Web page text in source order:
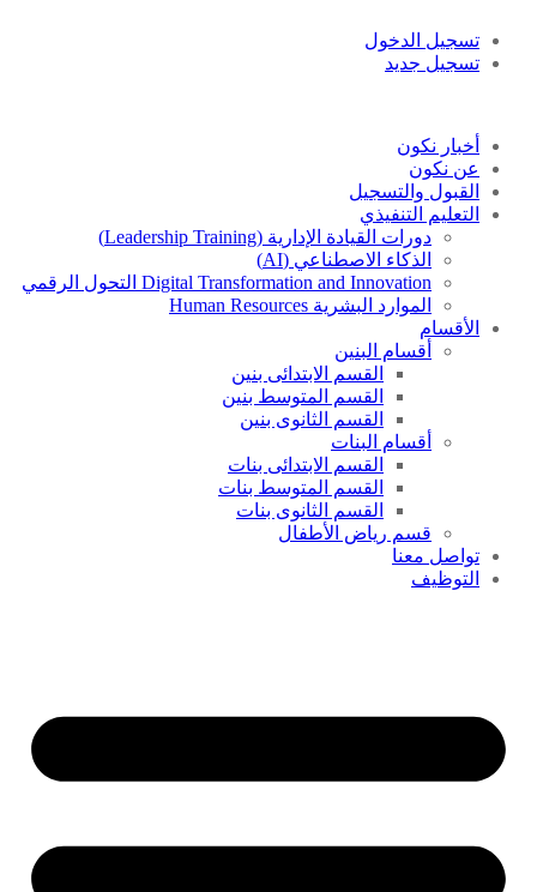
تسجيل الدخول
تسجيل جديد
أخبار نكون
عن نكون
القبول والتسجيل
التعليم التنفيذي
دورات القيادة الإدارية (Leadership Training)
الذكاء الاصطناعي (AI)
Digital Transformation and Innovation التحول الرقمي
الموارد البشرية Human Resources
الأقسام
أقسام البنين
القسم الابتدائى بنين
القسم المتوسط بنين
القسم الثانوى بنين
أقسام البنات
القسم الابتدائى بنات
القسم المتوسط بنات
القسم الثانوى بنات
قسم رياض الأطفال
تواصل معنا
التوظيف